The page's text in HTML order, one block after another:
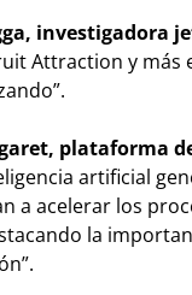
investigadora
Attraction y
plataforma
artificial
acelerar los
la